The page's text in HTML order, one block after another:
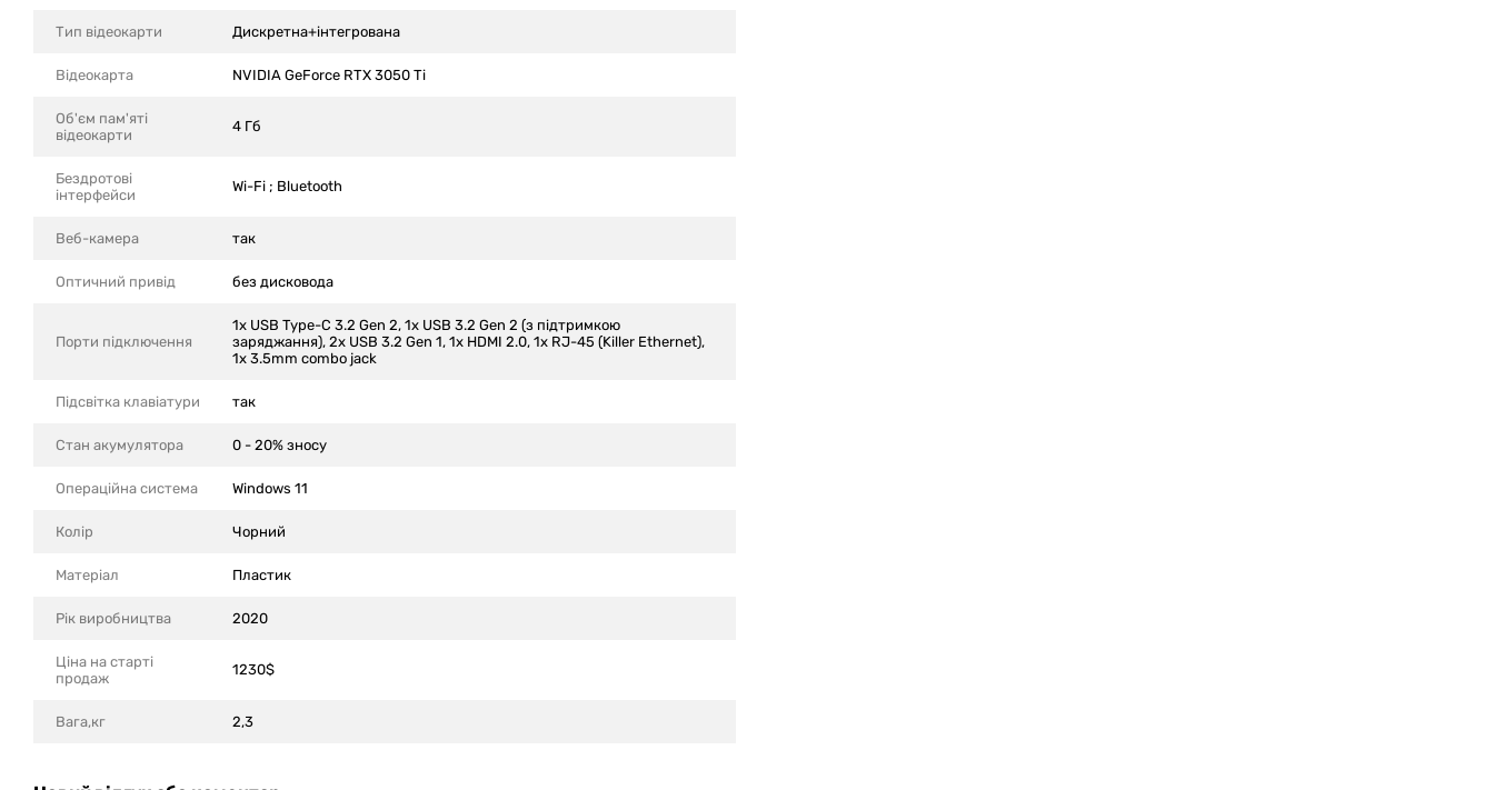
Тип відеокарти Дискретна+інтегрована
Відеокарта NVIDIA GeForce RTX 3050 Ti
Об'єм пам'яті
відеокарти
4 Гб
Бездротові
інтерфейси
Wi-Fi ; Bluetooth
Веб-камера так
Оптичний привід без дисковода
Порти підключення
1x USB Type-C 3.2 Gen 2, 1x USB 3.2 Gen 2 (з підтримкою
заряджання), 2x USB 3.2 Gen 1, 1x HDMI 2.0, 1x RJ-45 (Killer Ethernet),
1x 3.5mm combo jack
Підсвітка клавіатури так
Стан акумулятора 0 - 20% зносу
Операційна система Windows 11
Колір Чорний
Матеріал Пластик
Рік виробництва 2020
Ціна на старті
продаж
1230$
Вага,кг 2,3